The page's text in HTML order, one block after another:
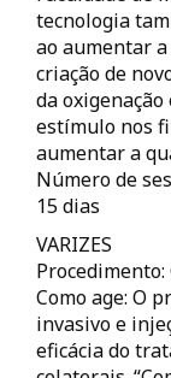
tecnologia
ao aumentar
criação de
da
estímulo nos
aumentar a
Número de
15 dias
VARIZES
Procedimento:
Como age: O
invasivo e
eficácia do